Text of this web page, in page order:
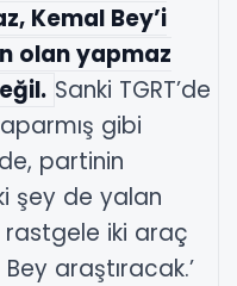
Kemal Bey’i
olan yapmaz
Sanki TGRT’de
gibi
partinin
şey de yalan
rastgele iki araç
araştıracak.’